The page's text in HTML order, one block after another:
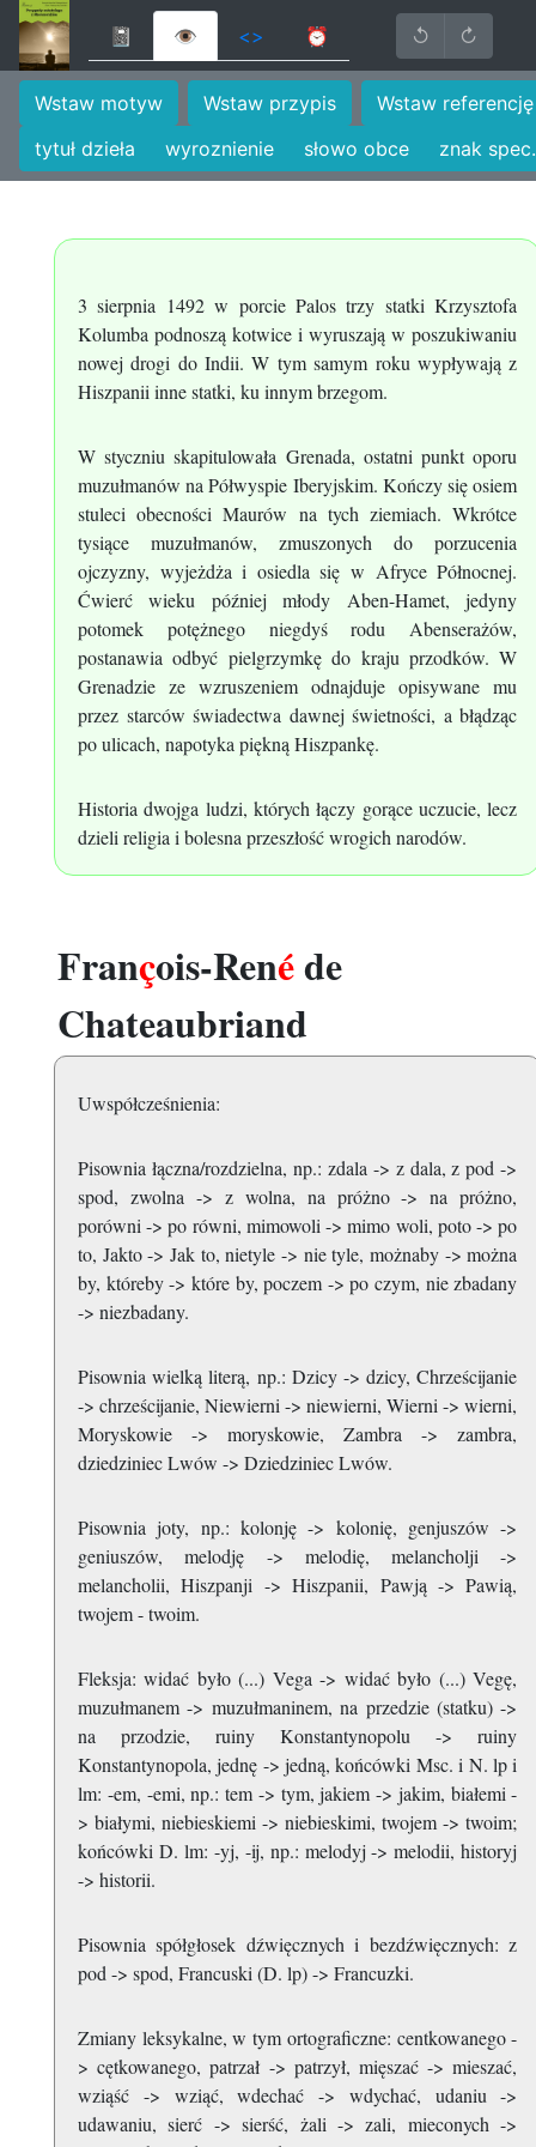
📓 👁 <> ⏰ ↺ ↻
Wstaw motyw Wstaw przypis
Wstaw referencję
tytuł dzieła
wyroznienie słowo obce znak spec.
3 sierpnia 1492 w porcie Palos trzy statki Krzysztofa
Kolumba podnoszą kotwice i wyruszają w poszukiwaniu
nowej drogi do Indii. W tym samym roku wypływają z
Hiszpanii inne statki, ku innym brzegom.
W styczniu skapitulowała Grenada, ostatni punkt oporu
muzułmanów na Półwyspie Iberyjskim. Kończy się osiem
stuleci obecności Maurów na tych ziemiach. Wkrótce
tysiące muzułmanów, zmuszonych do porzucenia
ojczyzny, wyjeżdża i osiedla się w Afryce Północnej.
Ćwierć wieku później młody Aben-Hamet, jedyny
potomek potężnego niegdyś rodu Abenserażów,
postanawia odbyć pielgrzymkę do kraju przodków. W
Grenadzie ze wzruszeniem odnajduje opisywane mu
przez starców świadectwa dawnej świetności, a błądząc
po ulicach, napotyka piękną Hiszpankę.
Historia dwojga ludzi, których łączy gorące uczucie, lecz
dzieli religia i bolesna przeszłość wrogich narodów.
François-Renéde
Chateaubriand
Uwspółcześnienia:
Pisownia łączna/rozdzielna, np.: zdala -> z dala, z pod ->
spod, zwolna -> z wolna, na próżno -> na próżno,
porówni -> po równi, mimowoli -> mimo woli, poto -> po
to, Jakto -> Jak to, nietyle -> nie tyle, możnaby -> można
by, któreby -> które by, poczem -> po czym, nie zbadany
-> niezbadany.
Pisownia wielką literą, np.: Dzicy -> dzicy, Chrześcijanie
-> chrześcijanie, Niewierni -> niewierni, Wierni -> wierni,
Moryskowie -> moryskowie, Zambra -> zambra,
dziedziniec Lwów -> Dziedziniec Lwów.
Pisownia joty, np.: kolonję -> kolonię, genjuszów ->
geniuszów, melodję -> melodię, melancholji ->
melancholii, Hiszpanji -> Hiszpanii, Pawją -> Pawią,
twojem - twoim.
Fleksja: widać było (...) Vega -> widać było (...) Vegę,
muzułmanem -> muzułmaninem, na przedzie (statku) ->
na przodzie, ruiny Konstantynopolu -> ruiny
Konstantynopola, jednę -> jedną, końcówki Msc. i N. lp i
lm: -em, -emi, np.: tem -> tym, jakiem -> jakim, białemi -
> białymi, niebieskiemi -> niebieskimi, twojem -> twoim;
końcówki D. lm: -yj, -ij, np.: melodyj -> melodii, historyj
-> historii.
Pisownia spółgłosek dźwięcznych i bezdźwięcznych: z
pod -> spod, Francuski (D. lp) -> Francuzki.
Zmiany leksykalne, w tym ortograficzne: centkowanego -
> cętkowanego, patrzał -> patrzył, mięszać -> mieszać,
wziąść -> wziąć, wdechać -> wdychać, udaniu ->
udawaniu, sierć -> sierść, żali -> zali, mieconych ->